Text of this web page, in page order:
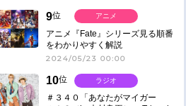
9位
アニメ『Fate』シリーズ見る順番
をわかりやすく解説
2024/05/23 00:00
アニメ
10位
＃３４０「あなたがマイガー
ラジオ